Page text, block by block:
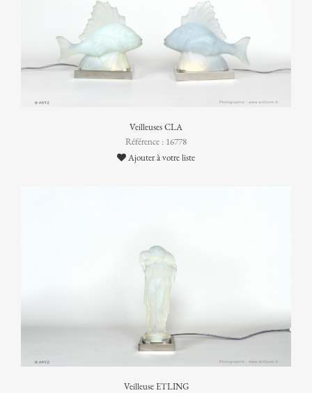
Veilleuses CLA
Référence : 16778
Ajouter à votre liste
Veilleuse ETLING